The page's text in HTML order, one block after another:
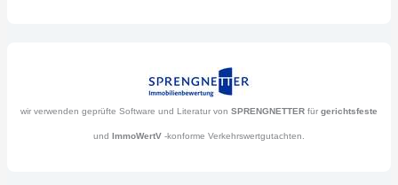
wir verwenden geprüfte Software und Literatur von SPRENGNETTER für gerichtsfeste
und ImmoWertV -konforme Verkehrswertgutachten.